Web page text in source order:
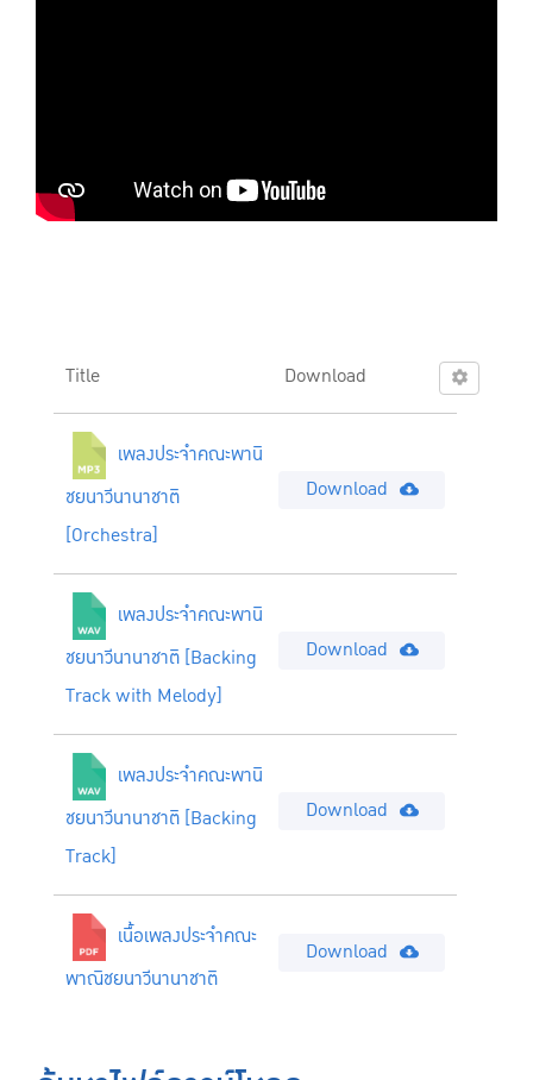
Title Download
เพลงประจำคณะพานิ
ชยนาวีนานาชาติ
[Orchestra]
Download
เพลงประจำคณะพานิ
ชยนาวีนานาชาติ [Backing
Track with Melody]
Download
เพลงประจำคณะพานิ
ชยนาวีนานาชาติ [Backing
Track]
Download
เนื้อเพลงประจำคณะ
พาณิชยนาวีนานาชาติ
Download